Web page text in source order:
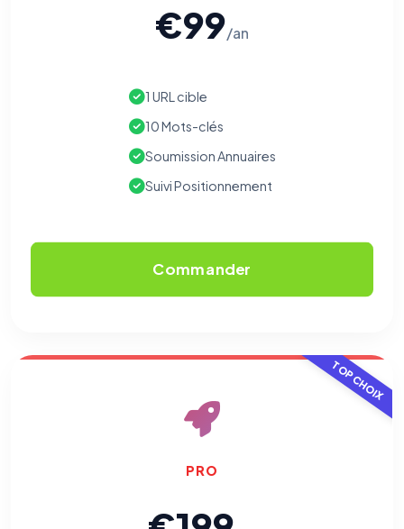
€99/an
1 URL cible
10 Mots-clés
Soumission Annuaires
Suivi Positionnement
Commander
TOP CHOIX
PRO